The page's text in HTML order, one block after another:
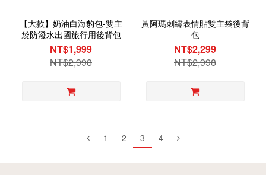
【大款】奶油白海豹包-雙主
袋防潑水出國旅行用後背包
NT$1,999
NT$2,998
黃阿瑪刺繡表情貼雙主袋後背
包
NT$2,299
NT$2,998
1 2 3 4